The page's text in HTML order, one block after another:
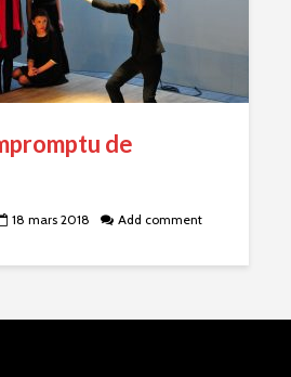
de
18 mars 2018 Add comment